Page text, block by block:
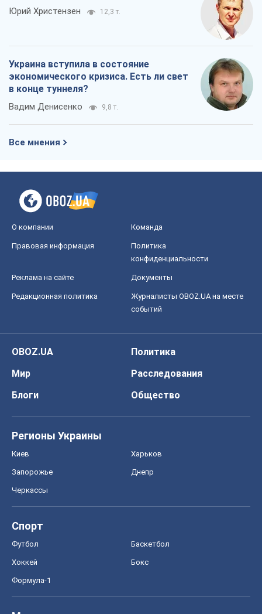
Юрий Христензен 12,3 т.
Украина вступила в состояние
экономического кризиса. Есть ли свет
в конце туннеля?
Вадим Денисенко 9,8 т.
Все мнения
О компании Команда
Правовая информация
Политика
конфиденциальности
Реклама на сайте Документы
Редакционная политика
Журналисты OBOZ.UA на месте
событий
OBOZ.UA
Политика
Мир
Расследования
Блоги
Общество
Регионы Украины
Киев Харьков
Запорожье Днепр
Черкассы
Спорт
Футбол Баскетбол
Хоккей Бокс
Формула-1